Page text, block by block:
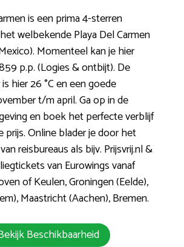
is een prima 4-sterren
welbekende Playa Del Carmen
Momenteel kan je hier
p.p. (Logies & ontbijt). De
hier 26 °C en een goede
t/m april. Ga op in de
en boek het perfecte verblijf
prijs. Online blader je door het
reisbureaus als bijv. Prijsvrij.nl &
van Eurowings vanaf
of Keulen, Groningen (Eelde),
Maastricht (Aachen), Bremen.
Beschikbaarheid